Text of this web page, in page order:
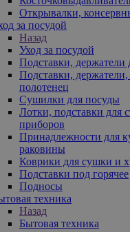
Открывалки,
за посудой
Назад
Уход за посудой
Подставки, держатели
Подставки,
полотенец
Сушилки для посуды
Лотки, подставки для
приборов
Принадлежности для
раковины
Коврики для сушки и
Подставки под горячее
Подносы
техника
Назад
Бытовая техника